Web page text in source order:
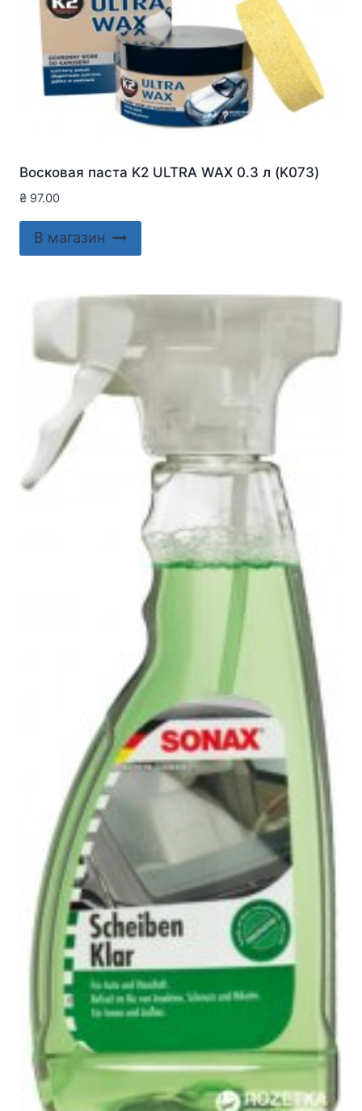
Восковая паста K2 ULTRA WAX 0.3 л (K073)
₴ 97.00
В магазин